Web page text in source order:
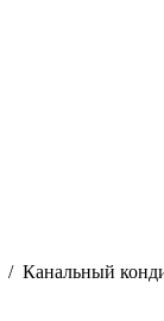
/ Канальный